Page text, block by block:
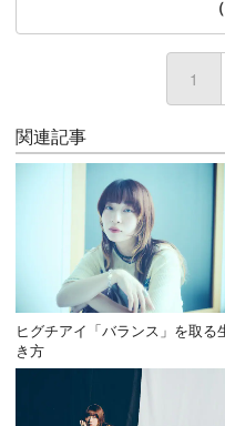
1
関連記事
ヒグチアイ「バランス」を取る
き方